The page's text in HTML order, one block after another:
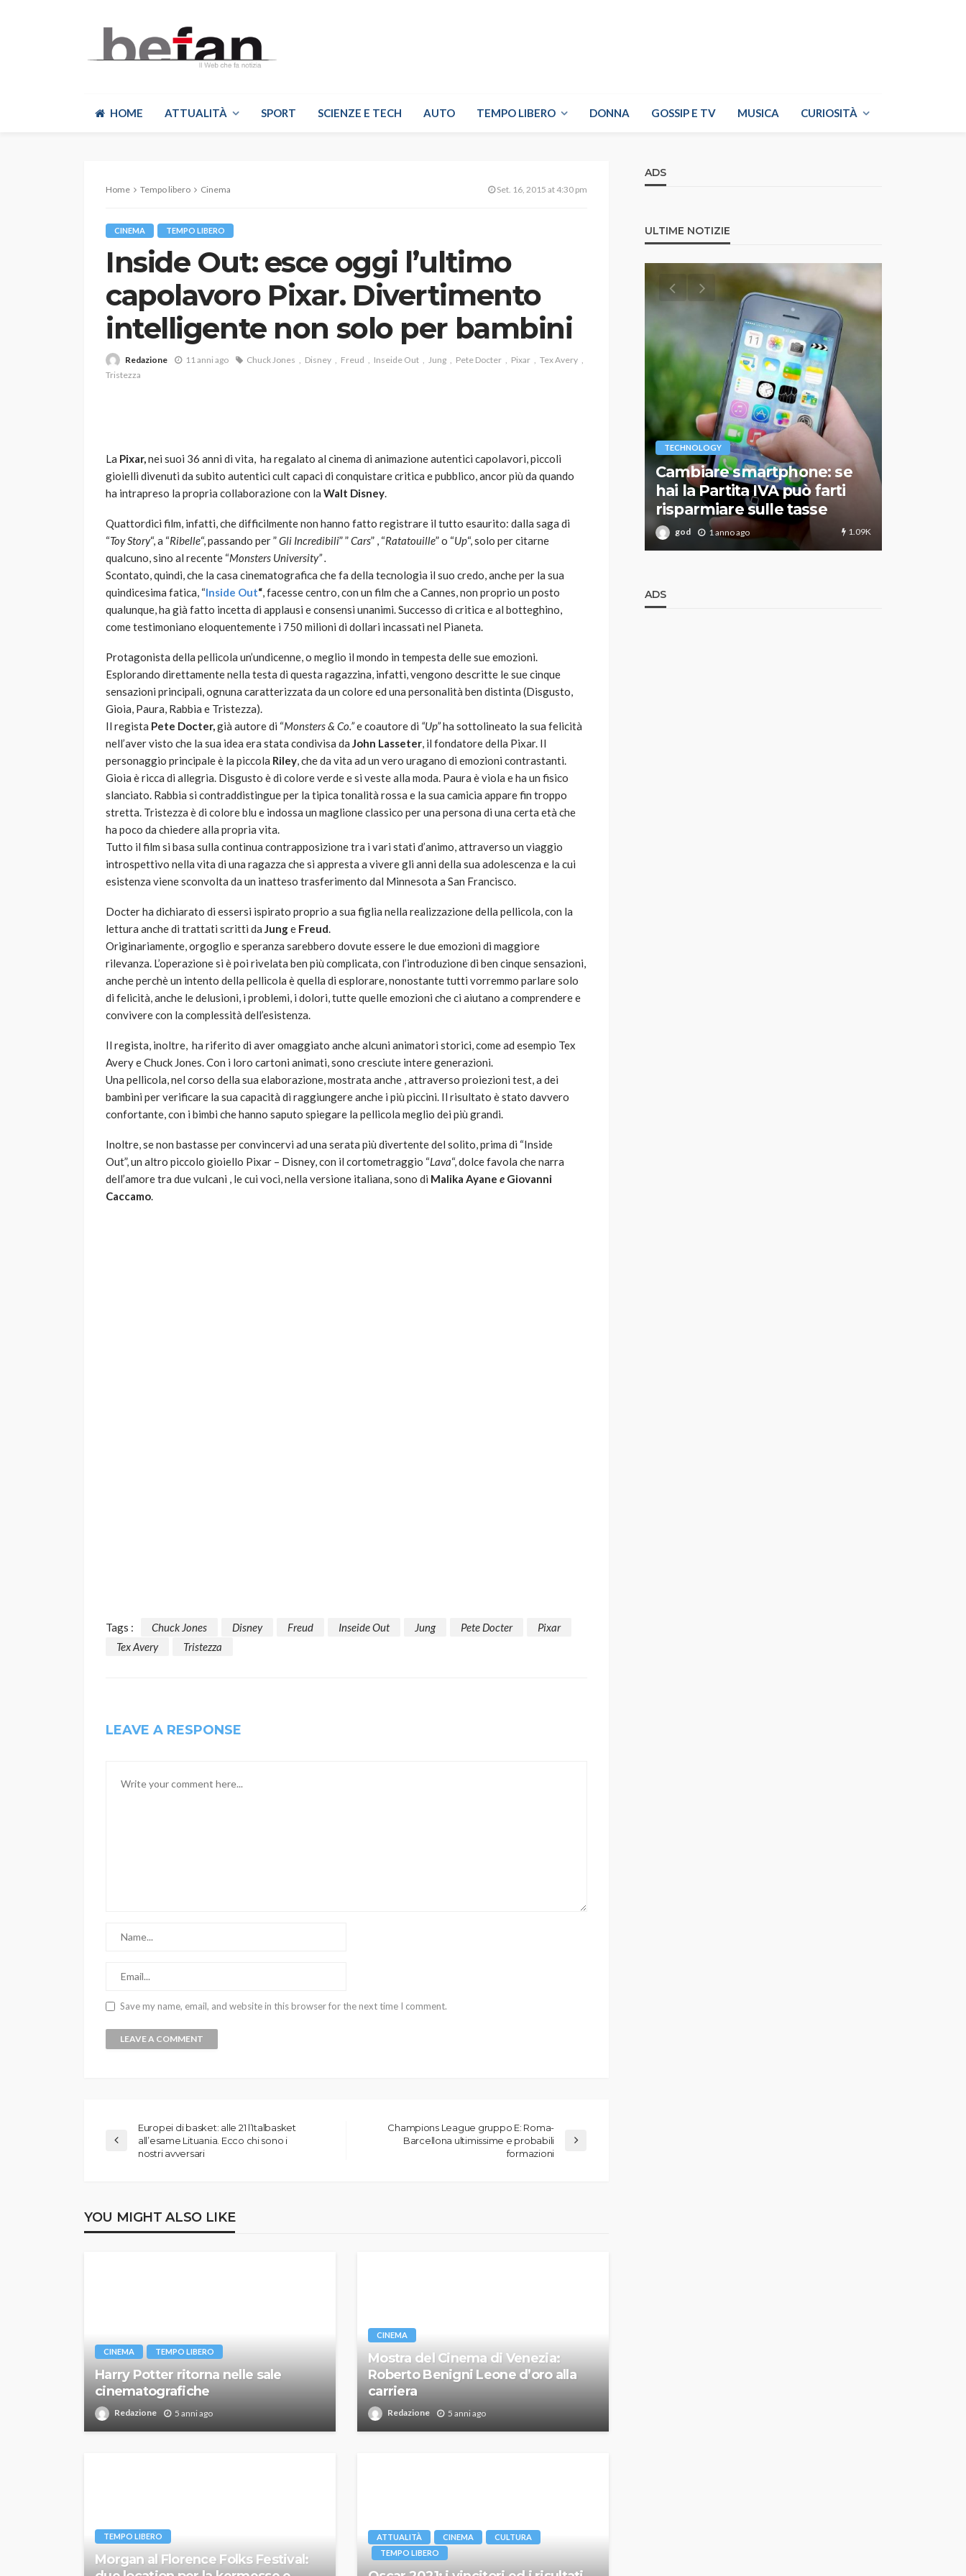
HOME ATTUALITÀ SPORT SCIENZE E TECH AUTO TEMPO LIBERO DONNA GOSSIP E TV MUSICA CURIOSITÀ
Home Tempo libero Cinema Set. 16, 2015 at 4:30 pm
CINEMA TEMPO LIBERO
Inside Out: esce oggi l’ultimo
capolavoro Pixar. Divertimento
intelligente non solo per bambini
Redazione 11 anni ago Chuck Jones Disney Freud Inseide Out Jung Pete Docter Pixar
Tex Avery
Tristezza
La Pixar,nei suoi 36 anni di vita, ha regalato al cinema di animazione autentici capolavori, piccoli
gioielli divenuti da subito autentici cult capaci di conquistare critica e pubblico, ancor più da quando
ha intrapreso la propria collaborazione con la Walt Disney.
Quattordici film, infatti, che difficilmente non hanno fatto registrare il tutto esaurito: dalla saga di
“Toy Story“, a “Ribelle“, passando per ”Gli Incredibili” ”Cars” , “Ratatouille” o “Up“, solo per citarne
qualcuno, sino al recente “Monsters University” .
Scontato, quindi, che la casa cinematografica che fa della tecnologia il suo credo, anche per la sua
quindicesima fatica, “Inside Out“, facesse centro, con un film che a Cannes, non proprio un posto
qualunque, ha già fatto incetta di applausi e consensi unanimi. Successo di critica e al botteghino,
come testimoniano eloquentemente i 750 milioni di dollari incassati nel Pianeta.
Protagonista della pellicola un’undicenne, o meglio il mondo in tempesta delle sue emozioni.
Esplorando direttamente nella testa di questa ragazzina, infatti, vengono descritte le sue cinque
sensazioni principali, ognuna caratterizzata da un colore ed una personalità ben distinta (Disgusto,
Gioia, Paura, Rabbia e Tristezza).
Il regista Pete Docter,già autore di “Monsters & Co.”e coautore di “Up”ha sottolineato la sua felicità
nell’aver visto che la sua idea era stata condivisa da John Lasseter, il fondatore della Pixar. Il
personaggio principale è la piccola Riley, che da vita ad un vero uragano di emozioni contrastanti.
Gioia è ricca di allegria. Disgusto è di colore verde e si veste alla moda. Paura è viola e ha un fisico
slanciato. Rabbia si contraddistingue per la tipica tonalità rossa e la sua camicia appare fin troppo
stretta. Tristezza è di colore blu e indossa un maglione classico per una persona di una certa età che
ha poco da chiedere alla propria vita.
Tutto il film si basa sulla continua contrapposizione tra i vari stati d’animo, attraverso un viaggio
introspettivo nella vita di una ragazza che si appresta a vivere gli anni della sua adolescenza e la cui
esistenza viene sconvolta da un inatteso trasferimento dal Minnesota a San Francisco.
Docter ha dichiarato di essersi ispirato proprio a sua figlia nella realizzazione della pellicola, con la
lettura anche di trattati scritti da Junge Freud.
Originariamente, orgoglio e speranza sarebbero dovute essere le due emozioni di maggiore
rilevanza. L’operazione si è poi rivelata ben più complicata, con l’introduzione di ben cinque sensazioni,
anche perchè un intento della pellicola è quella di esplorare, nonostante tutti vorremmo parlare solo
di felicità, anche le delusioni, i problemi, i dolori, tutte quelle emozioni che ci aiutano a comprendere e
convivere con la complessità dell’esistenza.
Il regista, inoltre, ha riferito di aver omaggiato anche alcuni animatori storici, come ad esempio Tex
Avery e Chuck Jones. Con i loro cartoni animati, sono cresciute intere generazioni.
Una pellicola, nel corso della sua elaborazione, mostrata anche , attraverso proiezioni test, a dei
bambini per verificare la sua capacità di raggiungere anche i più piccini. Il risultato è stato davvero
confortante, con i bimbi che hanno saputo spiegare la pellicola meglio dei più grandi.
Inoltre, se non bastasse per convincervi ad una serata più divertente del solito, prima di “Inside
Out”, un altro piccolo gioiello Pixar – Disney, con il cortometraggio “Lava“, dolce favola che narra
dell’amore tra due vulcani , le cui voci, nella versione italiana, sono di Malika Ayane e Giovanni
Caccamo.
Tags : Chuck Jones Disney Freud Inseide Out Jung Pete Docter
Pixar
Tex Avery
Tristezza
LEAVE A RESPONSE
Save my name, email, and website in this browser for the next time I comment.
Europei di basket: alle 21 l’Italbasket
all’esame Lituania. Ecco chi sono i
nostri avversari
Champions League gruppo E: Roma-
Barcellona ultimissime e probabili
formazioni
YOU MIGHT ALSO LIKE
CINEMA TEMPO LIBERO
Harry Potter ritorna nelle sale
cinematografiche
Redazione 5 anni ago
CINEMA
Mostra del Cinema di Venezia:
Roberto Benigni Leone d’oro alla
carriera
Redazione 5 anni ago
TEMPO LIBERO
Morgan al Florence Folks Festival:
ATTUALITÀ CINEMA
CULTURA
TEMPO LIBERO
ADS
ULTIME NOTIZIE
VARIE
Robot tagliaerba: quale
784
Davis: tennis mondiale e
passione per
TECHNOLOGY
Cambiare smartphone: se
hai la Partita IVA può farti
risparmiare sulle tasse
god 1 anno ago 1.09K
ADS